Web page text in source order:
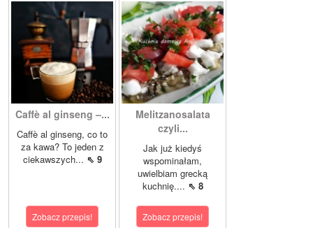
Caffè al ginseng –...
Caffè al ginseng, co to
za kawa? To jeden z
ciekawszych... ⇖ 9
Zobacz przepis!
Melitzanosalata
czyli...
Jak już kiedyś
wspominałam,
uwielbiam grecką
kuchnię.... ⇖ 8
Zobacz przepis!